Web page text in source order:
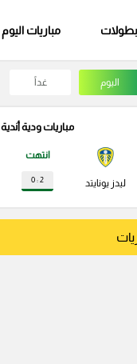
بطولات مباريات اليوم
اليوم غداً
مباريات ودية أندية
ليدز يونايتد
انتهت
2 : 0